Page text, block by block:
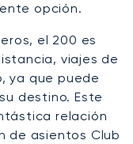
opción.
el 200 es
viajes de
ya que puede
destino. Este
relación
de asientos Club